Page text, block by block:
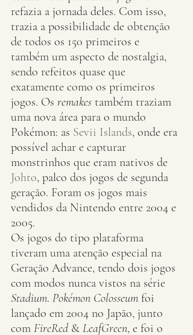
refazia a jornada deles. Com isso,
trazia a possibilidade de obtenção
de todos os 150 primeiros e
também um aspecto de nostalgia,
sendo refeitos quase que
exatamente como os primeiros
jogos. Os remakes também traziam
uma nova área para o mundo
Pokémon: as Sevii Islands, onde era
possível achar e capturar
monstrinhos que eram nativos de
Johto, palco dos jogos de segunda
geração. Foram os jogos mais
vendidos da Nintendo entre 2004 e
2005.
Os jogos do tipo plataforma
tiveram uma atenção especial na
Geração Advance, tendo dois jogos
com modos nunca vistos na série
Stadium. Pokémon Colosseum foi
lançado em 2004 no Japão, junto
com FireRed & LeafGreen, e foi o